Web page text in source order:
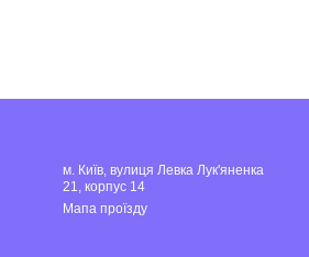
м. Київ, вулиця Левка Лук'яненка
21, корпус 14
Мапа проїзду